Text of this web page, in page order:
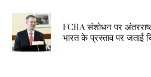
FCRA संशोधन पर
भारत के प्रस्ताव पर जताई